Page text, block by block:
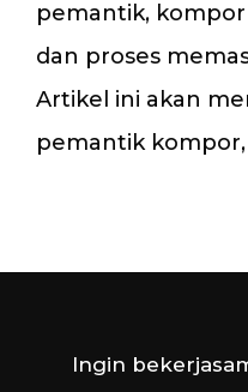
pemantik,
dan proses
Artikel ini akan
pemantik kompor,
Ingin